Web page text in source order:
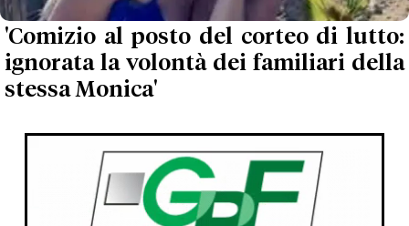
'Comizio al posto del corteo di lutto:
ignorata la volontà dei familiari della
stessa Monica'